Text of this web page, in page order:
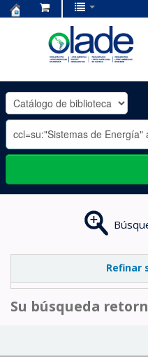
OLADE
-
Refinar
Su búsqueda